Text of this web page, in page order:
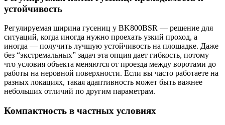
устойчивость
Регулируемая ширина гусениц у BK800BSR — решение для
ситуаций, когда иногда нужно проехать узкий проход, а
иногда — получить лучшую устойчивость на площадке. Даже
без “экстремальных” задач эта опция дает гибкость, потому
что условия объекта меняются от проезда между воротами до
работы на неровной поверхности. Если вы часто работаете на
разных локациях, такая адаптивность может быть важнее
небольших отличий по другим параметрам.
Компактность в частных условиях